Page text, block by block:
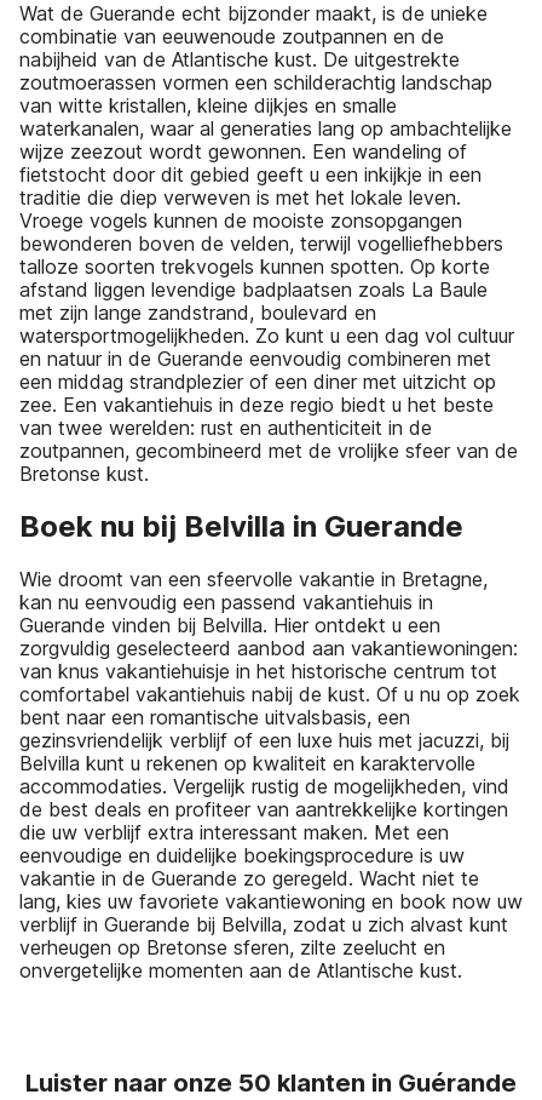
Wat de Guerande echt bijzonder maakt, is de unieke
combinatie van eeuwenoude zoutpannen en de
nabijheid van de Atlantische kust. De uitgestrekte
zoutmoerassen vormen een schilderachtig landschap
van witte kristallen, kleine dijkjes en smalle
waterkanalen, waar al generaties lang op ambachtelijke
wijze zeezout wordt gewonnen. Een wandeling of
fietstocht door dit gebied geeft u een inkijkje in een
traditie die diep verweven is met het lokale leven.
Vroege vogels kunnen de mooiste zonsopgangen
bewonderen boven de velden, terwijl vogelliefhebbers
talloze soorten trekvogels kunnen spotten. Op korte
afstand liggen levendige badplaatsen zoals La Baule
met zijn lange zandstrand, boulevard en
watersportmogelijkheden. Zo kunt u een dag vol cultuur
en natuur in de Guerande eenvoudig combineren met
een middag strandplezier of een diner met uitzicht op
zee. Een vakantiehuis in deze regio biedt u het beste
van twee werelden: rust en authenticiteit in de
zoutpannen, gecombineerd met de vrolijke sfeer van de
Bretonse kust.
Boek nu bij Belvilla in Guerande
Wie droomt van een sfeervolle vakantie in Bretagne,
kan nu eenvoudig een passend vakantiehuis in
Guerande vinden bij Belvilla. Hier ontdekt u een
zorgvuldig geselecteerd aanbod aan vakantiewoningen:
van knus vakantiehuisje in het historische centrum tot
comfortabel vakantiehuis nabij de kust. Of u nu op zoek
bent naar een romantische uitvalsbasis, een
gezinsvriendelijk verblijf of een luxe huis met jacuzzi, bij
Belvilla kunt u rekenen op kwaliteit en karaktervolle
accommodaties. Vergelijk rustig de mogelijkheden, vind
de best deals en profiteer van aantrekkelijke kortingen
die uw verblijf extra interessant maken. Met een
eenvoudige en duidelijke boekingsprocedure is uw
vakantie in de Guerande zo geregeld. Wacht niet te
lang, kies uw favoriete vakantiewoning en book now uw
verblijf in Guerande bij Belvilla, zodat u zich alvast kunt
verheugen op Bretonse sferen, zilte zeelucht en
onvergetelijke momenten aan de Atlantische kust.
Luister naar onze 50 klanten in Guérande